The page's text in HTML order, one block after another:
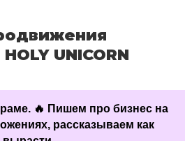
UNICORN
🔥 Пишем про бизнес на
рассказываем как